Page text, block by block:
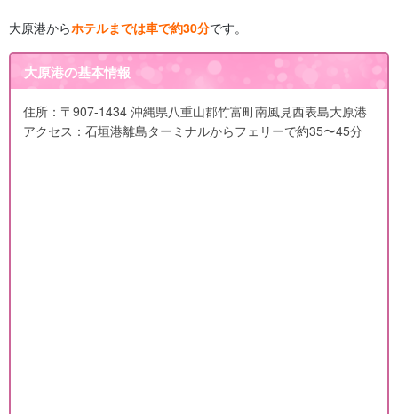
大原港からホテルまでは車で約30分です。
大原港の基本情報
住所：〒907-1434 沖縄県八重山郡竹富町南風見西表島大原港
アクセス：石垣港離島ターミナルからフェリーで約35〜45分